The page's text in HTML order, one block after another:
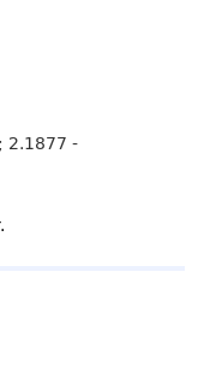
2.1877 -